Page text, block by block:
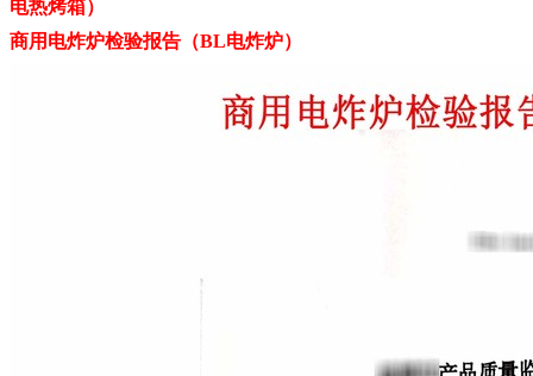
电热烤箱）
商用电炸炉检验报告（BL电炸炉）